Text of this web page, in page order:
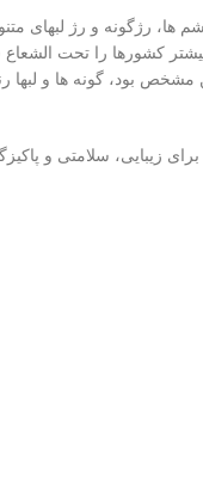
چشم ها، رژگونه و رژ
مو به بازار آمد. در سالهای 1950 و 1960
برای زیبایی، سلامتی و